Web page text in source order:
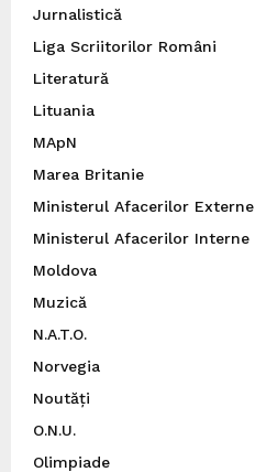
Jurnalistică
Liga Scriitorilor Români
Literatură
Lituania
MApN
Marea Britanie
Ministerul Afacerilor Externe
Ministerul Afacerilor Interne
Moldova
Muzică
N.A.T.O.
Norvegia
Noutăți
O.N.U.
Olimpiade